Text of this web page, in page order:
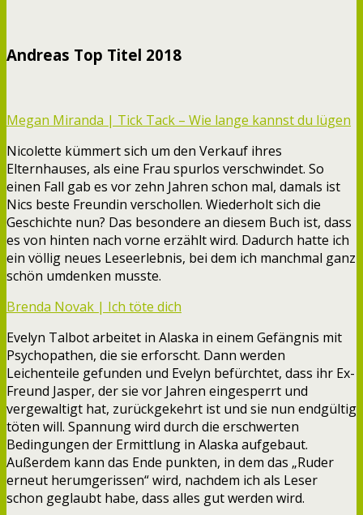
Andreas Top Titel 2018
Megan Miranda | Tick Tack – Wie lange kannst du lügen
Nicolette kümmert sich um den Verkauf ihres
Elternhauses, als eine Frau spurlos verschwindet. So
einen Fall gab es vor zehn Jahren schon mal, damals ist
Nics beste Freundin verschollen. Wiederholt sich die
Geschichte nun? Das besondere an diesem Buch ist, dass
es von hinten nach vorne erzählt wird. Dadurch hatte ich
ein völlig neues Leseerlebnis, bei dem ich manchmal ganz
schön umdenken musste.
Brenda Novak | Ich töte dich
Evelyn Talbot arbeitet in Alaska in einem Gefängnis mit
Psychopathen, die sie erforscht. Dann werden
Leichenteile gefunden und Evelyn befürchtet, dass ihr Ex-
Freund Jasper, der sie vor Jahren eingesperrt und
vergewaltigt hat, zurückgekehrt ist und sie nun endgültig
töten will. Spannung wird durch die erschwerten
Bedingungen der Ermittlung in Alaska aufgebaut.
Außerdem kann das Ende punkten, in dem das „Ruder
erneut herumgerissen“ wird, nachdem ich als Leser
schon geglaubt habe, dass alles gut werden wird.